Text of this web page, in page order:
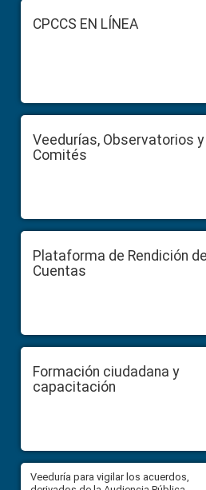
FooterCPCCS EN LÍNEA
Veedurías, Observatorios y
Comités
Plataforma de Rendición de
Cuentas
Formación ciudadana y
capacitación
Veeduría para vigilar los acuerdos,